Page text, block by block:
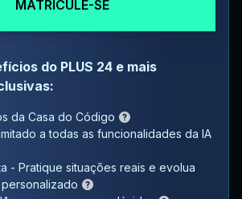
MATRICULE-SE
do PLUS 24 e mais
da Casa do Código
a todas as funcionalidades da IA
- Pratique situações reais e evolua